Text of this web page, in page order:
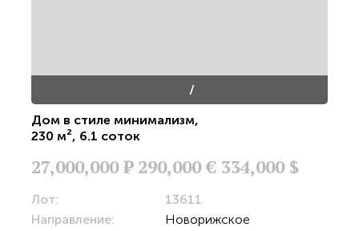
/
Дом в стиле минимализм,
230 м², 6.1 соток
27,000,000Р 290,000 € 334,000 $
Лот:
13611
Направление:
Новорижское